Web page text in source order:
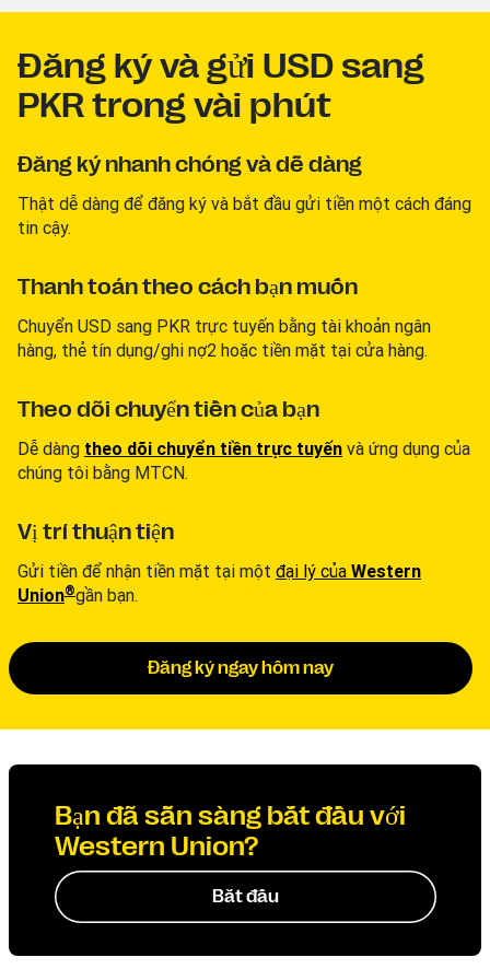
Đăng ký và gửi USD sang
PKR trong vài phút
Đăng ký nhanh chóng và dễ dàng
Thật dễ dàng để đăng ký và bắt đầu gửi tiền một cách đáng
tin cậy.
Thanh toán theo cách bạn muốn
Chuyển USD sang PKR trực tuyến bằng tài khoản ngân
hàng, thẻ tín dụng/ghi nợ2 hoặc tiền mặt tại cửa hàng.
Theo dõi chuyển tiền của bạn
Dễ dàng theo dõi chuyển tiền trực tuyến và ứng dụng của
chúng tôi bằng MTCN.
Vị trí thuận tiện
Gửi tiền để nhận tiền mặt tại một đại lý của Western
Union®gần bạn.
Đăng ký ngay hôm nay
Bạn đã sẵn sàng bắt đầu với
Western Union?
Bắt đầu